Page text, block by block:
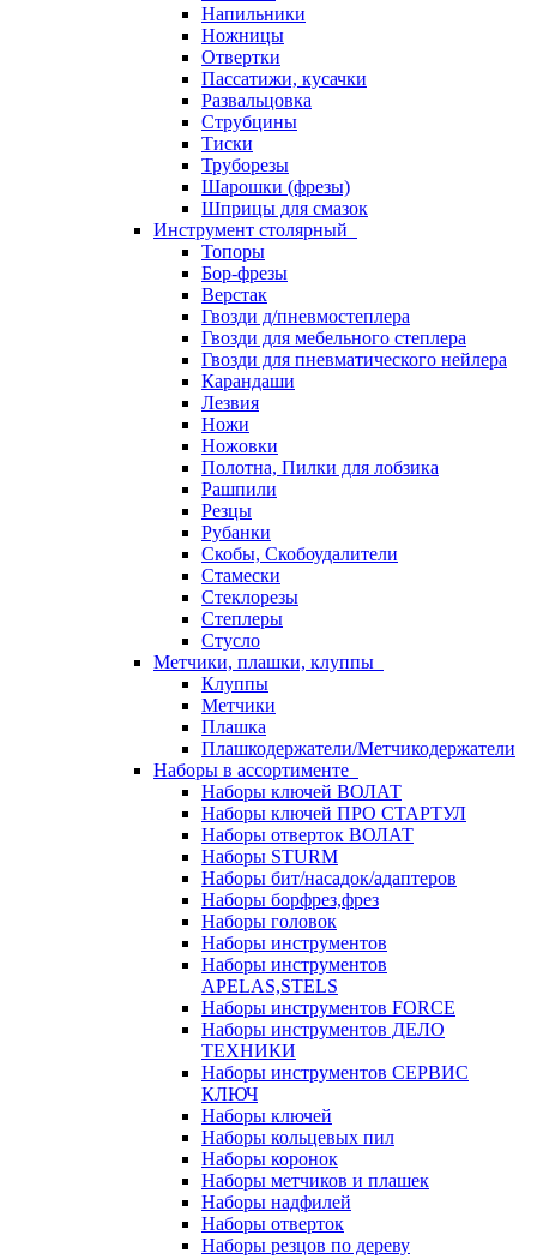
Напильники
Ножницы
Отвертки
Пассатижи, кусачки
Развальцовка
Струбцины
Тиски
Труборезы
Шарошки (фрезы)
Шприцы для смазок
Инструмент столярный
Топоры
Бор-фрезы
Верстак
Гвозди д/пневмостеплера
Гвозди для мебельного степлера
Гвозди для пневматического нейлера
Карандаши
Лезвия
Ножи
Ножовки
Полотна, Пилки для лобзика
Рашпили
Резцы
Рубанки
Скобы, Скобоудалители
Стамески
Стеклорезы
Степлеры
Стусло
Метчики, плашки, клуппы
Клуппы
Метчики
Плашка
Плашкодержатели/Метчикодержатели
Наборы в ассортименте
Наборы ключей ВОЛАТ
Наборы ключей ПРО СТАРТУЛ
Наборы отверток ВОЛАТ
Наборы STURM
Наборы бит/насадок/адаптеров
Наборы борфрез,фрез
Наборы головок
Наборы инструментов
Наборы инструментов
APELAS,STELS
Наборы инструментов FORCE
Наборы инструментов ДЕЛО
ТЕХНИКИ
Наборы инструментов СЕРВИС
КЛЮЧ
Наборы ключей
Наборы кольцевых пил
Наборы коронок
Наборы метчиков и плашек
Наборы надфилей
Наборы отверток
Наборы резцов по дереву